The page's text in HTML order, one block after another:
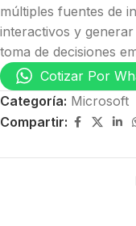
múltiples fuentes de
interactivos y
toma de decisiones
Cotizar Por
Categoría: Microsoft
Compartir: